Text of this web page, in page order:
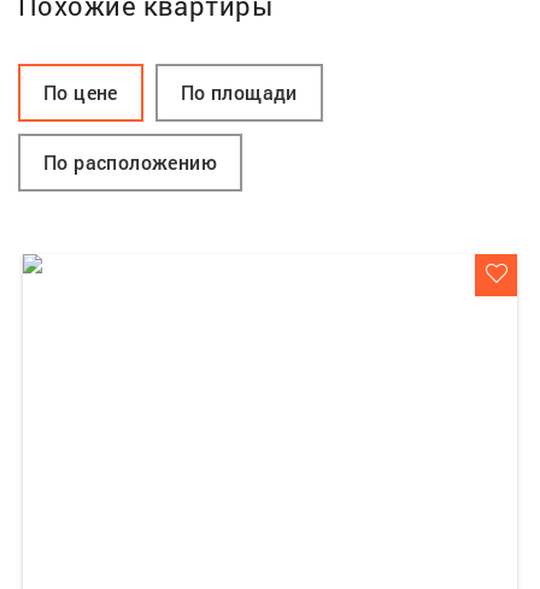
По цене По площади
По расположению